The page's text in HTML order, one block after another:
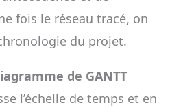
fois le réseau tracé, on
du projet.
de GANTT
l’échelle de temps et en